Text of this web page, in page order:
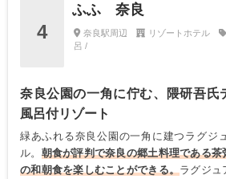
4
ふふ 奈良
奈良駅周辺 リゾートホテル
呂 /
奈良公園の一角に佇む、隈研吾氏
風呂付リゾート
緑あふれる奈良公園の一角に建つラグジ
ル。 朝食が評判で奈良の郷土料理である
の和朝食を楽しむことができる。 ラグジュ